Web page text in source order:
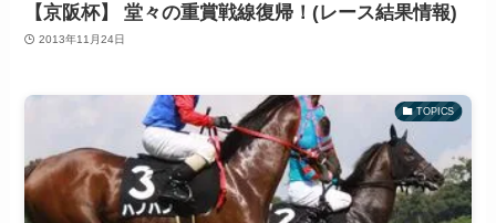
【京阪杯】 堂々の重賞戦線復帰！(レース結果情報)
2013年11月24日
TOPICS